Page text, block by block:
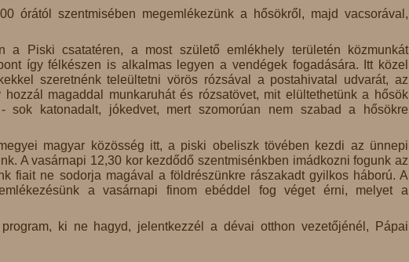
órától szentmisében megemlékezünk a hősökről, majd vacsorával,
a Piski csatatéren, a most születő emlékhely területén közmunkát
így félkészen is alkalmas legyen a vendégek fogadására. Itt közel
szeretnénk teleültetni vörös rózsával a postahivatal udvarát, az
magaddal munkaruhát és rózsatövet, mit elültethetünk a hősök
sok katonadalt, jókedvet, mert szomorúan nem szabad a hősökre
magyar közösség itt, a piski obeliszk tövében kezdi az ünnepi
A vasárnapi 12,30 kor kezdődő szentmisénkben imádkozni fogunk az
fiait ne sodorja magával a földrészünkre rászakadt gyilkos háború. A
a vasárnapi finom ebéddel fog véget érni, melyet a
ki ne hagyd, jelentkezzél a dévai otthon vezetőjénél, Pápai